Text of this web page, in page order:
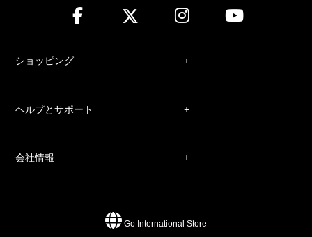
ショッピング
ヘルプとサポート
会社情報
Go International Store